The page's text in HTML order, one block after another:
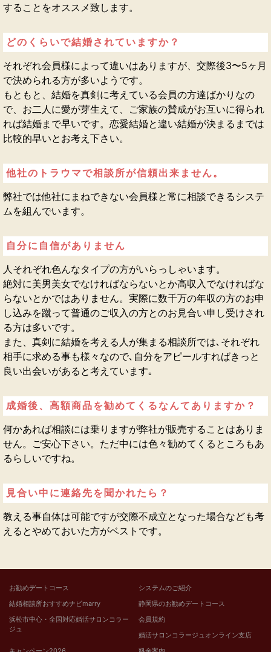
することをオススメ致します。
どのくらいで結婚されていますか？
それぞれ会員様によって違いはありますが、交際後3〜5ヶ月
で決められる方が多いようです。
もともと、結婚を真剣に考えている会員の方達ばかりなの
で、お二人に愛が芽生えて、ご家族の賛成がお互いに得られ
れば結婚まで早いです。恋愛結婚と違い結婚が決まるまでは
比較的早いとお考え下さい。
他社のトラウマで相談所が信頼出来ません。
弊社では他社にまねできない会員様と常に相談できるシステ
ムを組んでいます。
自分に自信がありません
人それぞれ色んなタイプの方がいらっしゃいます。
絶対に美男美女でなければならないとか高収入でなければな
らないとかではありません。実際に数千万の年収の方のお申
し込みを蹴って普通のご収入の方とのお見合い申し受けされ
る方は多いです。
また、真剣に結婚を考える人が集まる相談所では､それぞれ
相手に求める事も様々なので､自分をアピールすればきっと
良い出会いがあると考えています｡
成婚後、高額商品を勧めてくるなんてありますか？
何かあれば相談には乗りますが弊社が販売することはありま
せん。ご安心下さい。ただ中には色々勧めてくるところもあ
るらしいですね。
見合い中に連絡先を聞かれたら？
教える事自体は可能ですが交際不成立となった場合なども考
えるとやめておいた方がベストです。
お勧めデートコース
システムのご紹介
結婚相談所おすすめナビmarry
静岡県のお勧めデートコース
浜松市中心・全国対応婚活サロンコラー
ジュ
会員規約
婚活サロンコラージュオンライン支店